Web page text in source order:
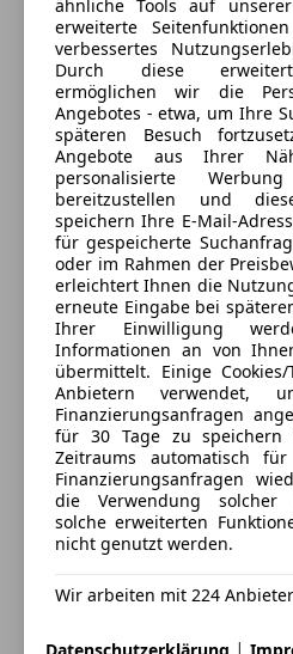
Notrufsystem
Reifendruckkontrollsystem
Seitenairbag
Servolenkung
Spurhalteassistent
Tagfahrlicht
Totwinkel-Assistent
Traktionskontrolle
Wegfahrsperre
Zentralverriegelung
Extras
Alufelgen
Ambientebeleuchtung
Anhängerkupplung
Dachreling
Gepäckraumabtrennung
Innenspiegel automatisch
Partikelfilter
Sitzheizung fuer Fahrer
Sonnenschutzverglasung
Spiegel-Paket
Sportsitze
Sportsitze fuer Fahrer
Fahrerassistenz
Gesetzlicher Notruf
Parking Assistant
Service-System:
TeleServices
Spurwechselwarnung
Multimedia
DAB Tuner
Exterieur
Anhängerkupplung
Dachreling
Räder
Showroom
Geschlossen
Öffnet um 8:00 Mo.
Wildauweg 1,
6410 Telfs, AT
Kontakt
Martin Kornexl
Alle Fahrzeuge des
Anbieter kontaktieren
Deine Nachricht
ähnliche Tools auf
erweiterte
verbessertes
Durch diese
ermöglichen wir die
Angebotes - etwa, um Ihre
späteren Besuch
Angebote aus Ihrer
personalisierte
bereitzustellen und
speichern Ihre E-Mail-
für gespeicherte
oder im Rahmen der
erleichtert Ihnen die
erneute Eingabe bei
Ihrer Einwilligung
Informationen an von
übermittelt. Einige
Anbietern
Finanzierungsanfragen
für 30 Tage zu speichern
Zeitraums automatisch
Finanzierungsanfragen
die Verwendung solcher
solche erweiterten
nicht genutzt werden.
Wir arbeiten mit 224
Datenschutzerklärung